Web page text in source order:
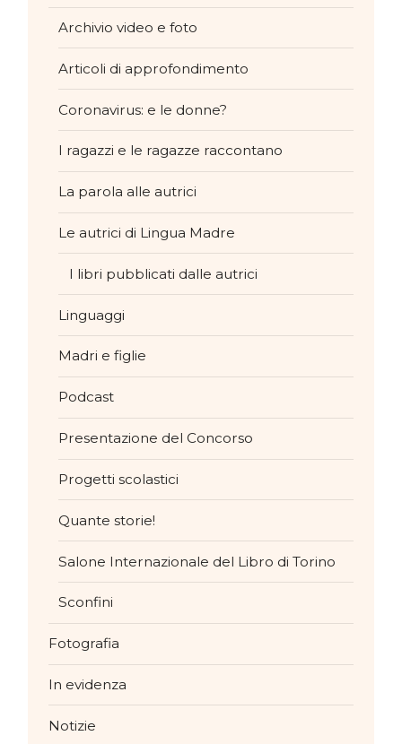
Archivio video e foto
Articoli di approfondimento
Coronavirus: e le donne?
I ragazzi e le ragazze raccontano
La parola alle autrici
Le autrici di Lingua Madre
I libri pubblicati dalle autrici
Linguaggi
Madri e figlie
Podcast
Presentazione del Concorso
Progetti scolastici
Quante storie!
Salone Internazionale del Libro di Torino
Sconfini
Fotografia
In evidenza
Notizie